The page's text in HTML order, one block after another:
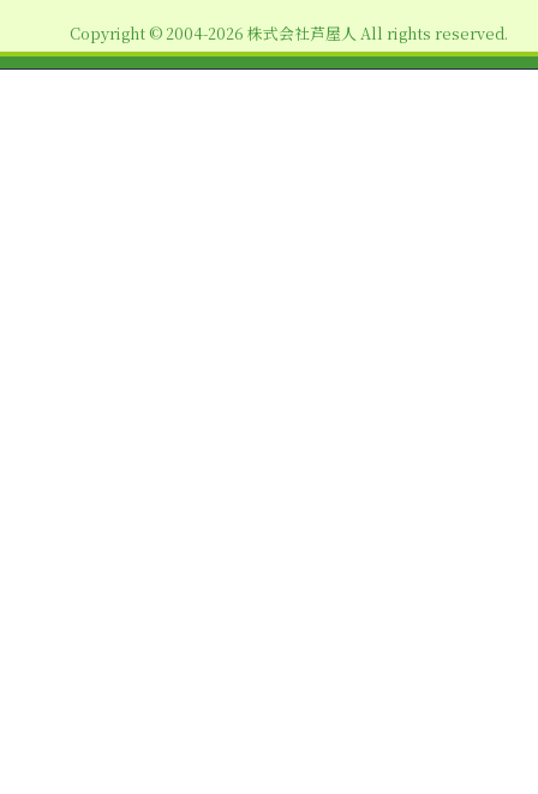
ン
Copyright © 2004-2026 株式会社芦屋人 All rights reserved.